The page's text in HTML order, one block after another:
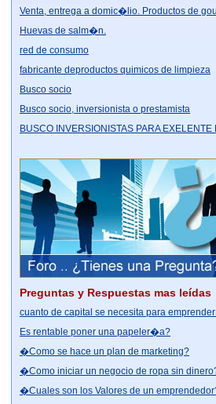
Venta, entrega a domic�lio. Productos de
Huevas de salm�n.
red de consumo
fabricante deproductos quimicos de limpieza
Busco socio
Busco socio, inversionista o prestamista
BUSCO INVERSIONISTAS PARA EXELENTE
Preguntas y Respuestas mas leídas
cuanto de capital se necesita para
Es rentable poner una papeler�a?
�Como se hace un plan de marketing?
�Como iniciar un negocio de ropa sin
�Cuales son los Valores de un